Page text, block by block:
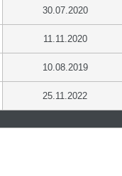
30.07.2020
11.11.2020
10.08.2019
25.11.2022